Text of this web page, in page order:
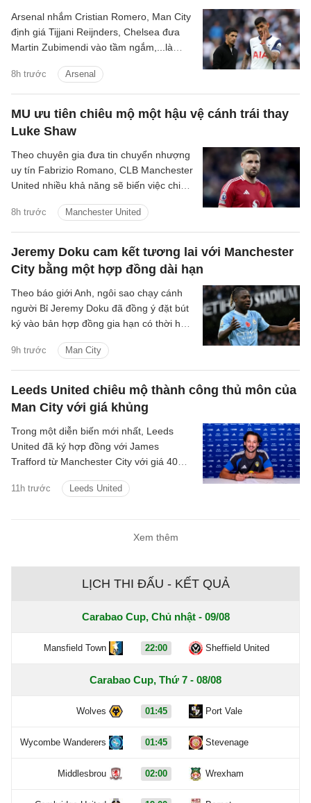
8h trước Arsenal
Arsenal nhắm Cristian Romero, Man City
định giá Tijjani Reijnders, Chelsea đưa
Martin Zubimendi vào tầm ngắm,...là
tin bóng đá sáng 31/7.
MU ưu tiên chiêu mộ một hậu vệ cánh trái thay
Luke Shaw
8h trước Manchester United
Theo chuyên gia đưa tin chuyển nhượng
uy tín Fabrizio Romano, CLB Manchester
United nhiều khả năng sẽ biến việc chiêu
trọng tâm tiếp theo trên thị trường
chuyển nhượng hè năm nay.
Jeremy Doku cam kết tương lai với Manchester
City bằng một hợp đồng dài hạn
9h trước Man City
Theo báo giới Anh, ngôi sao chạy cánh
người Bỉ Jeremy Doku đã đồng ý đặt bút
ký vào bản hợp đồng gia hạn có thời hạn
Leeds United chiêu mộ thành công thủ môn của
Man City với giá khủng
11h trước Leeds United
Trong một diễn biến mới nhất, Leeds
United đã ký hợp đồng với James
Trafford từ Manchester City với giá 40
sung.
Xem thêm
LỊCH THI ĐẤU - KẾT QUẢ
Carabao Cup, Chủ nhật - 09/08
Mansfield Town 22:00 Sheffield United
Carabao Cup, Thứ 7 - 08/08
Wolves 01:45 Port Vale
Wycombe Wanderers 01:45 Stevenage
Middlesbrou 02:00 Wrexham